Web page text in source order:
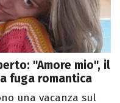
"Amore mio", il
fuga romantica
una vacanza sul